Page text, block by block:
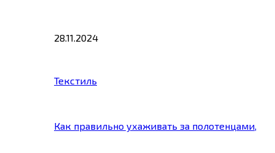
28.11.2024
Текстиль
Как правильно ухаживать за полотенцами,